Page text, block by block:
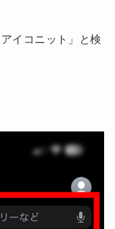
イコニット」と検